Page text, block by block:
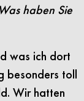
haben Sie
was ich dort
besonders toll
Wir hatten